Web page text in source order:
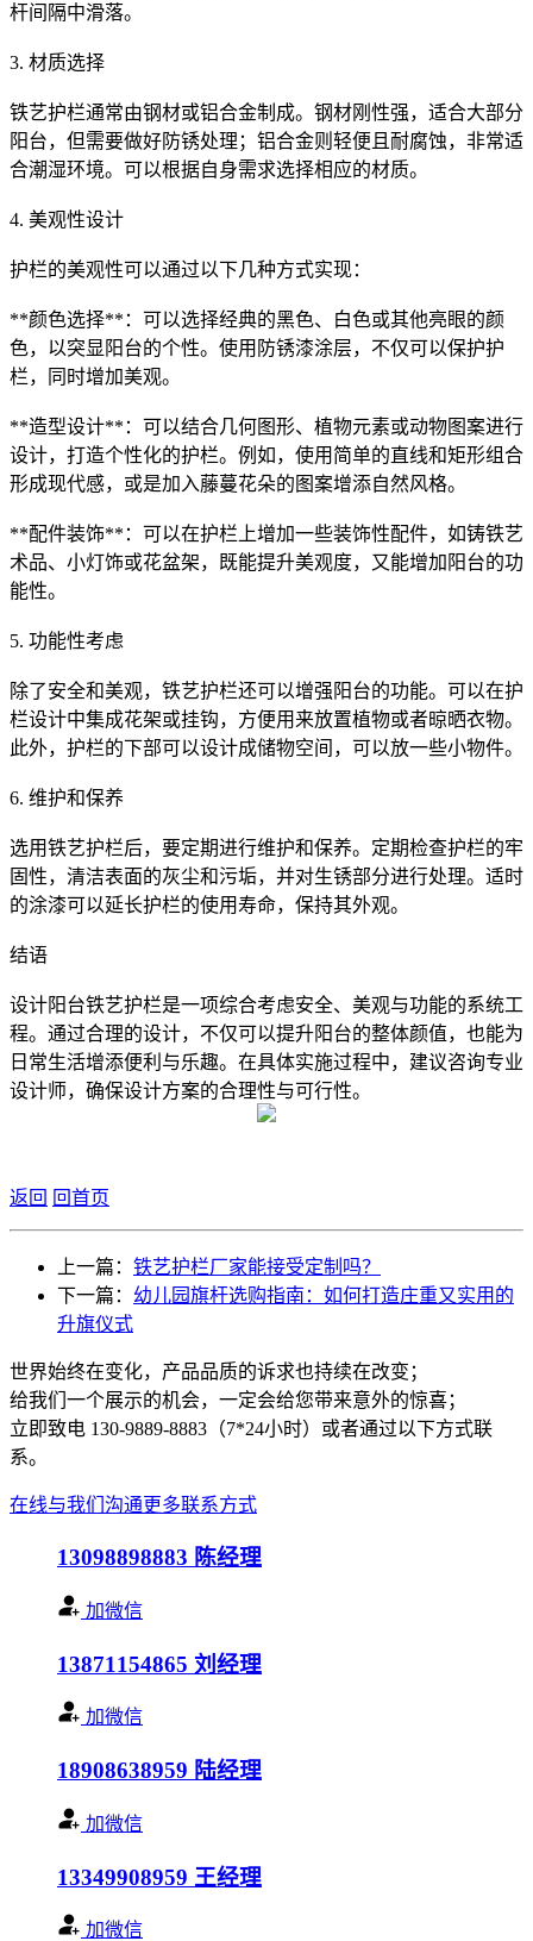
杆间隔中滑落。
3. 材质选择
铁艺护栏通常由钢材或铝合金制成。钢材刚性强，适合大部分
阳台，但需要做好防锈处理；铝合金则轻便且耐腐蚀，非常适
合潮湿环境。可以根据自身需求选择相应的材质。
4. 美观性设计
护栏的美观性可以通过以下几种方式实现：
**颜色选择**：可以选择经典的黑色、白色或其他亮眼的颜
色，以突显阳台的个性。使用防锈漆涂层，不仅可以保护护
栏，同时增加美观。
**造型设计**：可以结合几何图形、植物元素或动物图案进行
设计，打造个性化的护栏。例如，使用简单的直线和矩形组合
形成现代感，或是加入藤蔓花朵的图案增添自然风格。
**配件装饰**：可以在护栏上增加一些装饰性配件，如铸铁艺
术品、小灯饰或花盆架，既能提升美观度，又能增加阳台的功
能性。
5. 功能性考虑
除了安全和美观，铁艺护栏还可以增强阳台的功能。可以在护
栏设计中集成花架或挂钩，方便用来放置植物或者晾晒衣物。
此外，护栏的下部可以设计成储物空间，可以放一些小物件。
6. 维护和保养
选用铁艺护栏后，要定期进行维护和保养。定期检查护栏的牢
固性，清洁表面的灰尘和污垢，并对生锈部分进行处理。适时
的涂漆可以延长护栏的使用寿命，保持其外观。
结语
设计阳台铁艺护栏是一项综合考虑安全、美观与功能的系统工
程。通过合理的设计，不仅可以提升阳台的整体颜值，也能为
日常生活增添便利与乐趣。在具体实施过程中，建议咨询专业
设计师，确保设计方案的合理性与可行性。
返回 回首页
上一篇： 铁艺护栏厂家能接受定制吗？
下一篇： 幼儿园旗杆选购指南：如何打造庄重又实用的
升旗仪式
世界始终在变化，产品品质的诉求也持续在改变；
给我们一个展示的机会，一定会给您带来意外的惊喜；
立即致电 130-9889-8883（7*24小时）或者通过以下方式联
系。
在线与我们沟通更多联系方式
13098898883 陈经理
加微信
13871154865 刘经理
加微信
18908638959 陆经理
加微信
13349908959 王经理
加微信